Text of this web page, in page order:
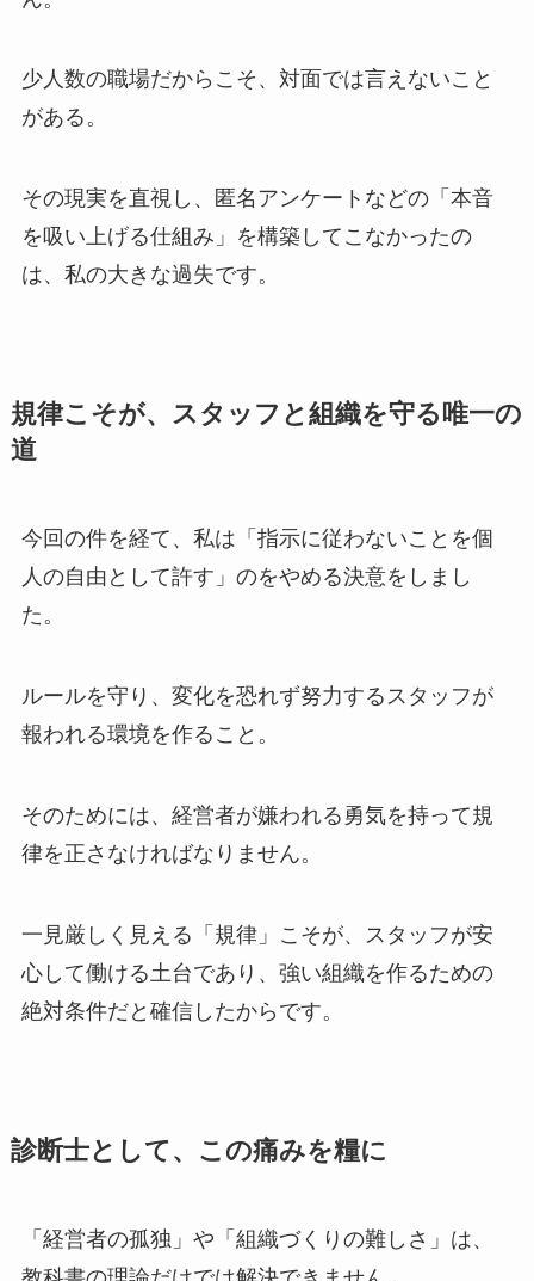
少人数の職場だからこそ、対面では言えないこと
がある。
その現実を直視し、匿名アンケートなどの「本音
を吸い上げる仕組み」を構築してこなかったの
は、私の大きな過失です。
規律こそが、スタッフと組織を守る唯一の
道
今回の件を経て、私は「指示に従わないことを個
人の自由として許す」のをやめる決意をしまし
た。
ルールを守り、変化を恐れず努力するスタッフが
報われる環境を作ること。
そのためには、経営者が嫌われる勇気を持って規
律を正さなければなりません。
一見厳しく見える「規律」こそが、スタッフが安
心して働ける土台であり、強い組織を作るための
絶対条件だと確信したからです。
診断士として、この痛みを糧に
「経営者の孤独」や「組織づくりの難しさ」は、